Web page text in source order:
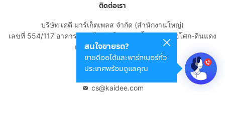
สนใจขายรถ?
ขายดีออโต้และพาร์ทเนอร์ทั่ว
ประเทศพร้อมดูแลคุณ
ติดต่อเรา
บริษัท เคดี มาร์เก็ตเพลส จำกัด (สำนักงานใหญ่)
เลขที่ 554/117 อาคารสกายไนน์ เซ็นเตอร์ ชั้น 22 ถนนอโศก-ดินแดง
แขวงดินแดง เขตดินแดง
กรุงเทพมหานคร 10400
cs@kaidee.com